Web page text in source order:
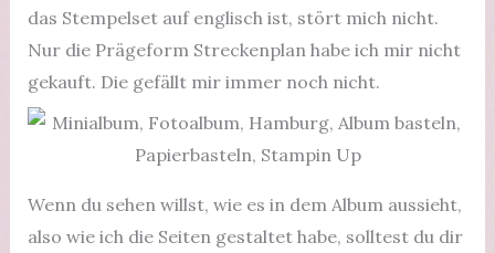
das Stempelset auf englisch ist, stört mich nicht.
Nur die Prägeform Streckenplan habe ich mir nicht
gekauft. Die gefällt mir immer noch nicht.
Wenn du sehen willst, wie es in dem Album aussieht,
also wie ich die Seiten gestaltet habe, solltest du dir